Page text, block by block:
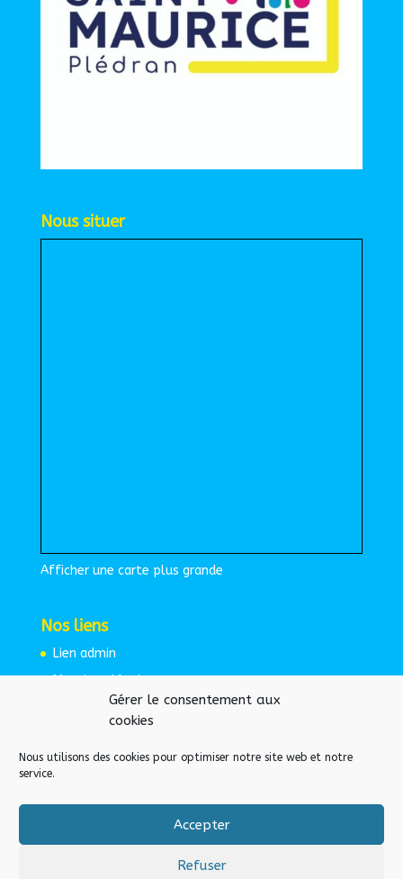
Gérer le consentement aux
cookies
Nous utilisons des cookies pour optimiser notre site web et notre
service.
Accepter
Refuser
Nous situer
Afficher une carte plus grande
Nos liens
Lien admin
Mentions légales
Espace protégé